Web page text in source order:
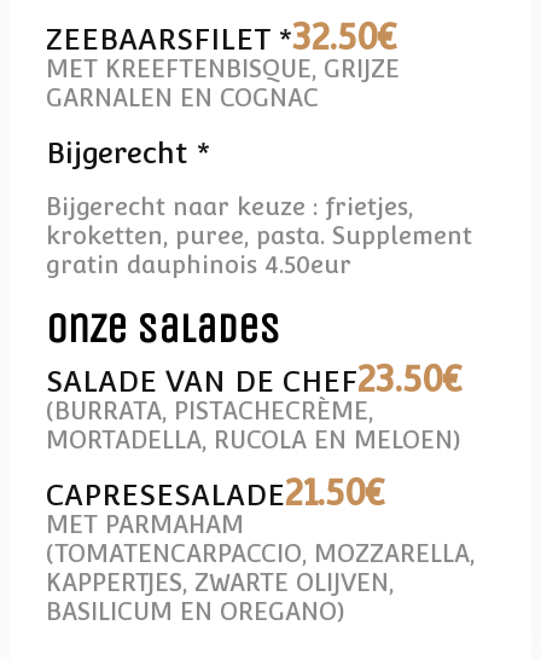
ZEEBAARSFILET *32.50€
MET KREEFTENBISQUE, GRIJZE
GARNALEN EN COGNAC
Bijgerecht *
Bijgerecht naar keuze : frietjes,
kroketten, puree, pasta. Supplement
gratin dauphinois 4.50eur
Onze salades
SALADE VAN DE CHEF23.50€
(BURRATA, PISTACHECRÈME,
MORTADELLA, RUCOLA EN MELOEN)
CAPRESESALADE21.50€
MET PARMAHAM
(TOMATENCARPACCIO, MOZZARELLA,
KAPPERTJES, ZWARTE OLIJVEN,
BASILICUM EN OREGANO)